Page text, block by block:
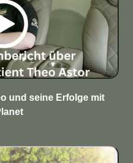
und seine Erfolge mit